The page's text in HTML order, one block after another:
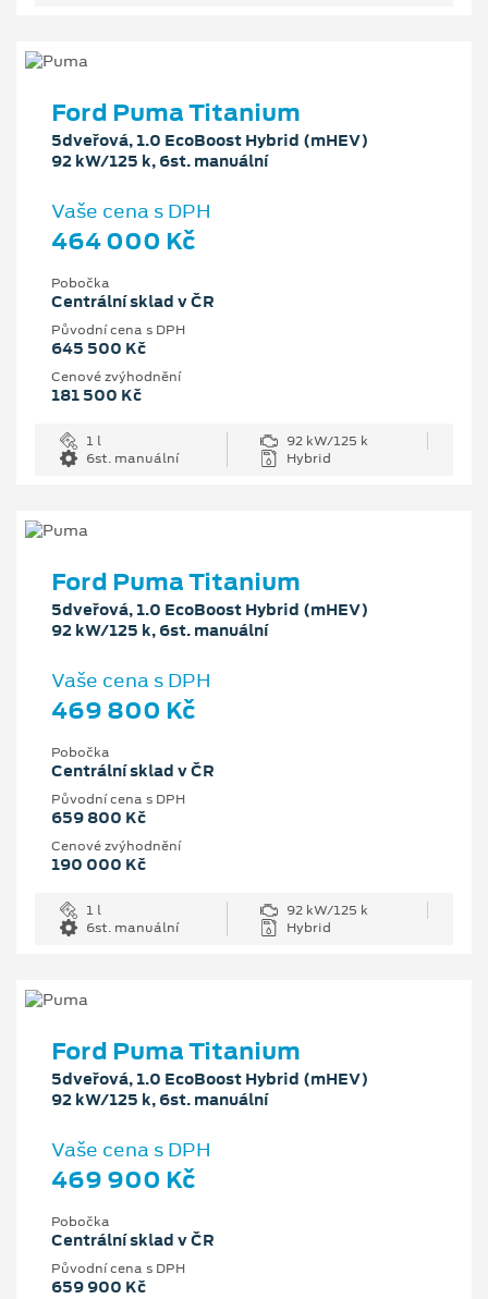
Ford Puma Titanium
5dveřová, 1.0 EcoBoost Hybrid (mHEV)
92 kW/125 k, 6st. manuální
Vaše cena s DPH
464 000 Kč
Pobočka
Centrální sklad v ČR
Původní cena s DPH
645 500 Kč
Cenové zvýhodnění
181 500 Kč
1 l
92 kW/125 k
6st. manuální
Hybrid
Ford Puma Titanium
5dveřová, 1.0 EcoBoost Hybrid (mHEV)
92 kW/125 k, 6st. manuální
Vaše cena s DPH
469 800 Kč
Pobočka
Centrální sklad v ČR
Původní cena s DPH
659 800 Kč
Cenové zvýhodnění
190 000 Kč
1 l
92 kW/125 k
6st. manuální
Hybrid
Ford Puma Titanium
5dveřová, 1.0 EcoBoost Hybrid (mHEV)
92 kW/125 k, 6st. manuální
Vaše cena s DPH
469 900 Kč
Pobočka
Centrální sklad v ČR
Původní cena s DPH
659 900 Kč